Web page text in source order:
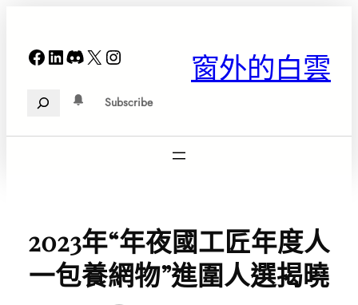
Facebook
LinkedIn
Discord
X Instagram 窗外的白雲
Search Subscribe
2023年“年夜國工匠年度人
一包養網物”進圍人選揭曉